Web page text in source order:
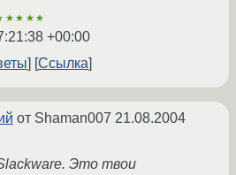
+00:00
Ссылка
от Shaman007 21.08.2004
Это твои